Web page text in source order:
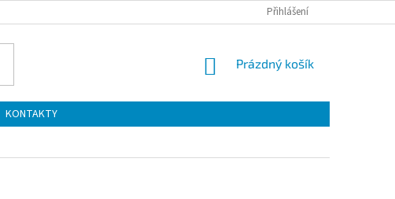
Přihlášení
NÁKUPNÍ
Prázdný košík
KONTAKTY